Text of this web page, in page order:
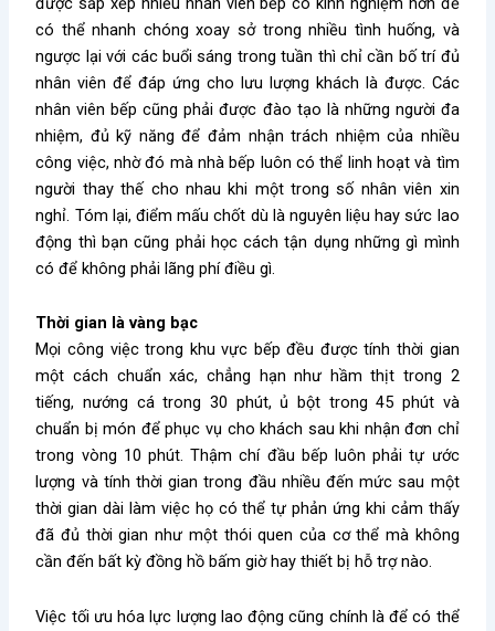
có thể nhanh chóng xoay sở trong nhiều tình huống, và
ngược lại với các buổi sáng trong tuần thì chỉ cần bố trí đủ
nhân viên để đáp ứng cho lưu lượng khách là được. Các
nhân viên bếp cũng phải được đào tạo là những người đa
nhiệm, đủ kỹ năng để đảm nhận trách nhiệm của nhiều
công việc, nhờ đó mà nhà bếp luôn có thể linh hoạt và tìm
người thay thế cho nhau khi một trong số nhân viên xin
nghỉ. Tóm lại, điểm mấu chốt dù là nguyên liệu hay sức lao
động thì bạn cũng phải học cách tận dụng những gì mình
có để không phải lãng phí điều gì.
Thời gian là vàng bạc
Mọi công việc trong khu vực bếp đều được tính thời gian
một cách chuẩn xác, chẳng hạn như hầm thịt trong 2
tiếng, nướng cá trong 30 phút, ủ bột trong 45 phút và
chuẩn bị món để phục vụ cho khách sau khi nhận đơn chỉ
trong vòng 10 phút. Thậm chí đầu bếp luôn phải tự ước
lượng và tính thời gian trong đầu nhiều đến mức sau một
thời gian dài làm việc họ có thể tự phản ứng khi cảm thấy
đã đủ thời gian như một thói quen của cơ thể mà không
cần đến bất kỳ đồng hồ bấm giờ hay thiết bị hỗ trợ nào.
Việc tối ưu hóa lực lượng lao động cũng chính là để có thể